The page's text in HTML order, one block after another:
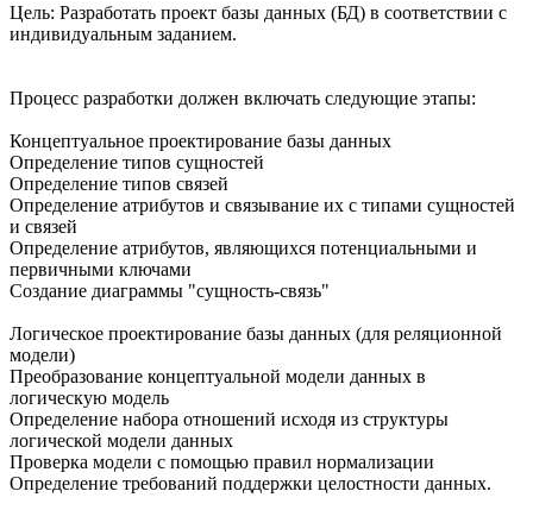
Цель: Разработать проект базы данных (БД) в соответствии с
индивидуальным заданием.
Процесс разработки должен включать следующие этапы:
Концептуальное проектирование базы данных
Определение типов сущностей
Определение типов связей
Определение атрибутов и связывание их с типами сущностей
и связей
Определение атрибутов, являющихся потенциальными и
первичными ключами
Создание диаграммы "сущность-связь"
Логическое проектирование базы данных (для реляционной
модели)
Преобразование концептуальной модели данных в
логическую модель
Определение набора отношений исходя из структуры
логической модели данных
Проверка модели с помощью правил нормализации
Определение требований поддержки целостности данных.